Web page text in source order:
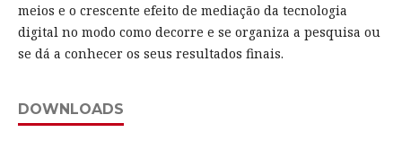
meios e o crescente efeito de mediação da tecnologia
digital no modo como decorre e se organiza a pesquisa ou
se dá a conhecer os seus resultados finais.
DOWNLOADS